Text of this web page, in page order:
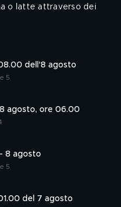
o latte attraverso dei
dell'8 agosto
5
agosto, ore 06.00
8 agosto
5
del 7 agosto